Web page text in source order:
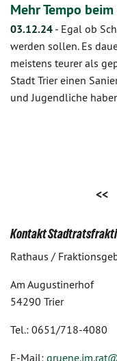
Mehr Tempo
03.12.24 - Egal ob
werden sollen. Es
meistens teurer als
Stadt Trier einen
und Jugendliche
<<
Kontakt
Rathaus /
Am Augustinerhof
54290 Trier
Tel.: 0651/718-4080
E-Mail: